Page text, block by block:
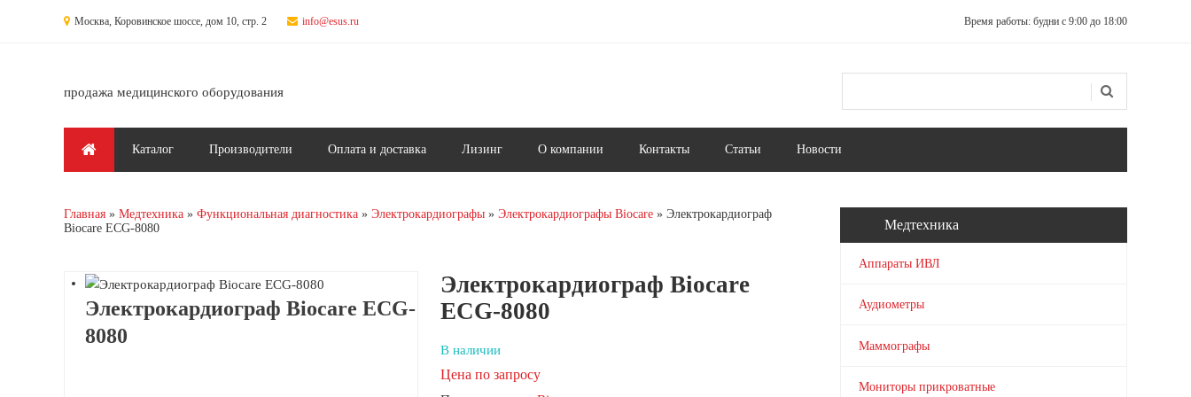
Москва, Коровинское шоссе, дом 10, стр. 2 info@esus.ru Время работы: будни с 9:00 до 18:00
продажа медицинского оборудования
Главное менюКаталог Производители Оплата и доставка Лизинг О компании Контакты Статьи Новости
Главная Медтехника Функциональная диагностика Электрокардиографы Электрокардиографы Biocare
Электрокардиограф
Biocare ECG-8080
Электрокардиограф Biocare ECG-
8080
Электрокардиограф Biocare
ECG-8080
В наличии
Цена по запросу
Медтехника
Аппараты ИВЛ
Аудиометры
Маммографы
Мониторы прикроватные